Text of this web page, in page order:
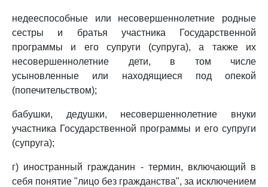
недееспособные или несовершеннолетние родные
сестры и братья участника Государственной
программы и его супруги (супруга), а также их
несовершеннолетние дети, в том числе
усыновленные или находящиеся под опекой
(попечительством);
бабушки, дедушки, несовершеннолетние внуки
участника Государственной программы и его супруги
(супруга);
г) иностранный гражданин - термин, включающий в
себя понятие "лицо без гражданства", за исключением